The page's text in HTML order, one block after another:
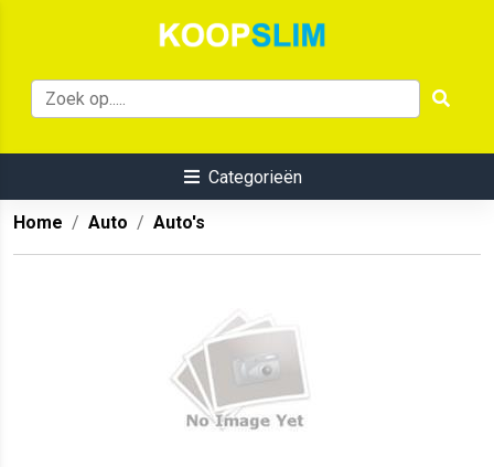
Categorieën
Home Auto Auto's